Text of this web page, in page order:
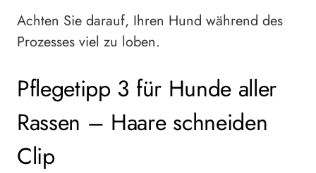
Achten Sie darauf, Ihren Hund während des
Prozesses viel zu loben.
Pflegetipp 3 für Hunde aller
Rassen – Haare schneiden
Clip